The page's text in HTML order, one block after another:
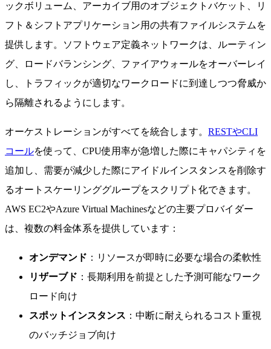
ックボリューム、アーカイブ用のオブジェクトバケット、リ
フト＆シフトアプリケーション用の共有ファイルシステムを
提供します。ソフトウェア定義ネットワークは、ルーティン
グ、ロードバランシング、ファイアウォールをオーバーレイ
し、トラフィックが適切なワークロードに到達しつつ脅威か
ら隔離されるようにします。
オーケストレーションがすべてを統合します。 RESTやCLI
コールを使って、CPU使用率が急増した際にキャパシティを
追加し、需要が減少した際にアイドルインスタンスを削除す
るオートスケーリンググループをスクリプト化できます。
AWS EC2やAzure Virtual Machinesなどの主要プロバイダー
は、複数の料金体系を提供しています：
オンデマンド ：リソースが即時に必要な場合の柔軟性
リザーブド ：長期利用を前提とした予測可能なワーク
ロード向け
スポットインスタンス ：中断に耐えられるコスト重視
のバッチジョブ向け